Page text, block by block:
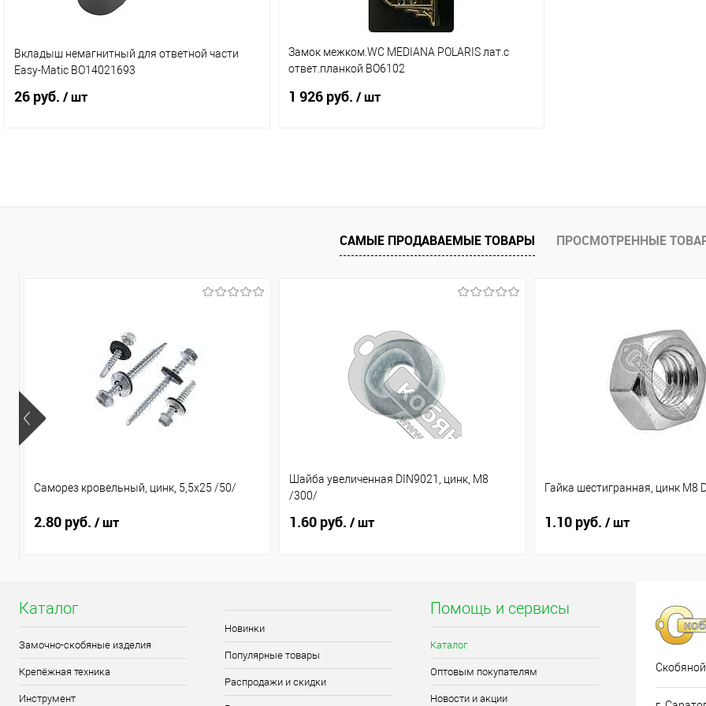
Вкладыш немагнитный для ответной части
Easy-Matic ВО14021693
26 руб. / шт
Купить в 1 клик
Сравнение
Замок межком.WC MEDIANA POLARIS лат.с
ответ.планкой ВО6102
1 926 руб. / шт
Купить в 1 клик
Сравнение
САМЫЕ ПРОДАВАЕМЫЕ ТОВАРЫ ПРОСМОТРЕННЫЕ
Саморез кровельный, цинк, 5,5х25 /50/
2.80 руб. / шт
Шайба увеличенная DIN9021, цинк, М8
/300/
1.60 руб. / шт
Гайка шестигранная, цинк М8
1.10 руб. / шт
Каталог
Замочно-скобяные изделия
Крепёжная техника
Инструмент
Новинки
Популярные товары
Распродажи и скидки
Помощь и сервисы
Каталог
Оптовым покупателям
Новости и акции